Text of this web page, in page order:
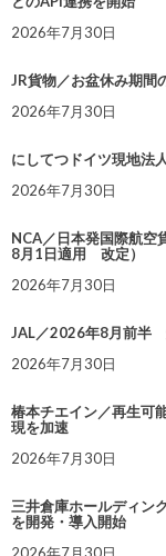
2026年7月30日
JR貨物／お盆休み期間
2026年7月30日
にしてつドイツ現地法
2026年7月30日
NCA／日本発国際航空
8月1日適用 改定）
2026年7月30日
JAL／2026年8月前半
2026年7月30日
椿本チエイン／再生可
現を加速
2026年7月30日
三井倉庫ホールディン
を開発・導入開始